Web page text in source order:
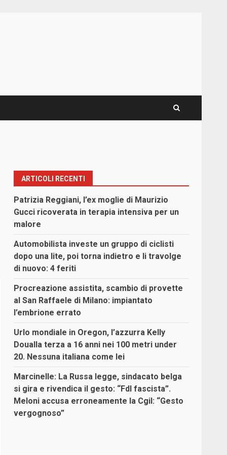
ARTICOLI RECENTI
Patrizia Reggiani, l’ex moglie di Maurizio
Gucci ricoverata in terapia intensiva per un
malore
Automobilista investe un gruppo di ciclisti
dopo una lite, poi torna indietro e li travolge
di nuovo: 4 feriti
Procreazione assistita, scambio di provette
al San Raffaele di Milano: impiantato
l’embrione errato
Urlo mondiale in Oregon, l’azzurra Kelly
Doualla terza a 16 anni nei 100 metri under
20. Nessuna italiana come lei
Marcinelle: La Russa legge, sindacato belga
si gira e rivendica il gesto: “FdI fascista”.
Meloni accusa erroneamente la Cgil: “Gesto
vergognoso”